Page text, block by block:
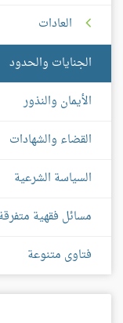
العادات
الجنايات والحدود
الأيمان والنذور
القضاء والشهادات
السياسة الشرعية
مسائل فقهية
فتاوى متنوعة